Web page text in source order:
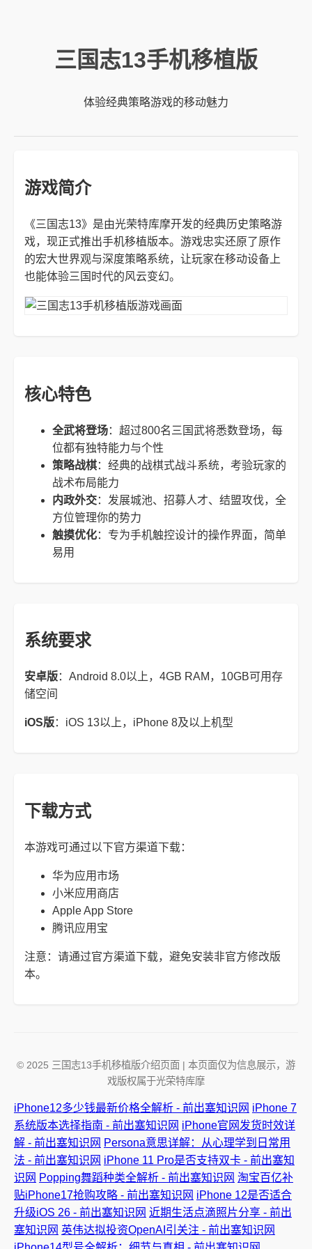
三国志13手机移植版
体验经典策略游戏的移动魅力
游戏简介
《三国志13》是由光荣特库摩开发的经典历史策略游
戏，现正式推出手机移植版本。游戏忠实还原了原作
的宏大世界观与深度策略系统，让玩家在移动设备上
也能体验三国时代的风云变幻。
核心特色
全武将登场：超过800名三国武将悉数登场，每
位都有独特能力与个性
策略战棋：经典的战棋式战斗系统，考验玩家的
战术布局能力
内政外交：发展城池、招募人才、结盟攻伐，全
方位管理你的势力
触摸优化：专为手机触控设计的操作界面，简单
易用
系统要求
安卓版：Android 8.0以上，4GB RAM，10GB可用存
储空间
iOS版：iOS 13以上，iPhone 8及以上机型
下载方式
本游戏可通过以下官方渠道下载：
华为应用市场
小米应用商店
Apple App Store
腾讯应用宝
注意：请通过官方渠道下载，避免安装非官方修改版
本。
© 2025 三国志13手机移植版介绍页面 | 本页面仅为信息展示，游
戏版权属于光荣特库摩
iPhone12多少钱最新价格全解析 - 前出塞知识网 iPhone 7
系统版本选择指南 - 前出塞知识网 iPhone官网发货时效详
解 - 前出塞知识网 Persona意思详解：从心理学到日常用
法 - 前出塞知识网 iPhone 11 Pro是否支持双卡 - 前出塞知
识网 Popping舞蹈种类全解析 - 前出塞知识网 淘宝百亿补
贴iPhone17抢购攻略 - 前出塞知识网 iPhone 12是否适合
升级iOS 26 - 前出塞知识网 近期生活点滴照片分享 - 前出
塞知识网 英伟达拟投资OpenAI引关注 - 前出塞知识网